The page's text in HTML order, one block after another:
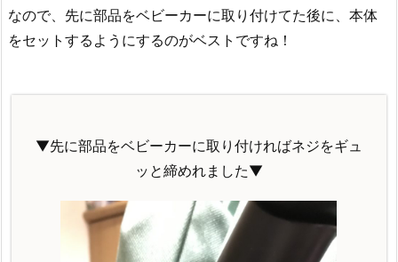
なので、先に部品をベビーカーに取り付けてた後に、本体
をセットするようにするのがベストですね！
▼先に部品をベビーカーに取り付ければネジをギュ
ッと締めれました▼